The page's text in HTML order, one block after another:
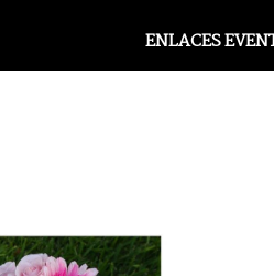
ENLACES